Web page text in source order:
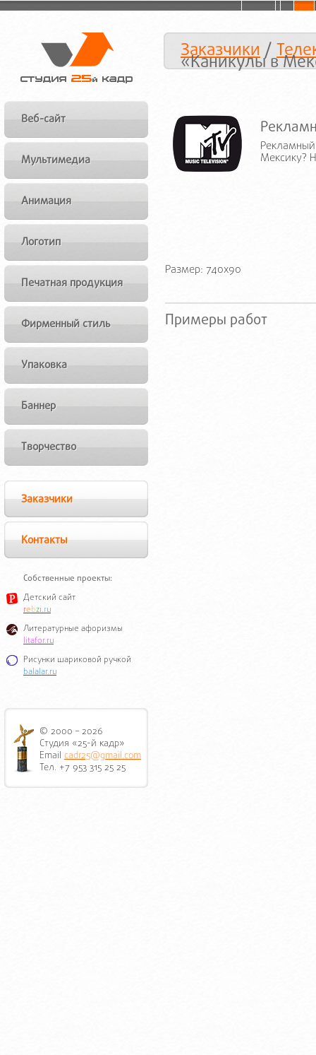
Заказчики/
«Каникулы в
Веб-сайт
Мультимедиа
Анимация
Логотип
Печатная продукция
Фирменный стиль
Упаковка
Баннер
Творчество
Заказчики
Контакты
Собственные проекты:
Детский сайт
rebzi.ru
Литературные афоризмы
litafor.ru
Рисунки шариковой ручкой
balalar.ru
© 2000 – 2026
Студия «25-й кадр»
Email cadr25@gmail.com
Тел. +7 953 315 25 25
Мексику?
Размер: 740x90
Примеры работ